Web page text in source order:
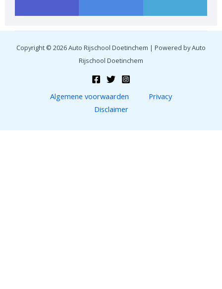
Copyright © 2026 Auto Rijschool Doetinchem | Powered by Auto
Rijschool Doetinchem
Algemene voorwaarden
Privacy
Disclaimer